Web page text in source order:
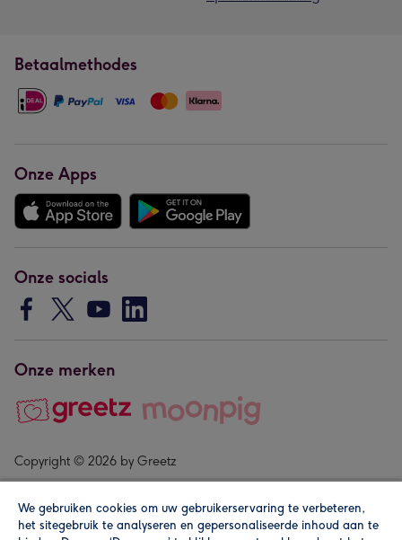
Betaalmethodes
Onze Apps
Onze socials
Onze merken
Copyright © 2026 by Greetz
We gebruiken cookies om uw gebruikerservaring te verbeteren,
het sitegebruik te analyseren en gepersonaliseerde inhoud aan te